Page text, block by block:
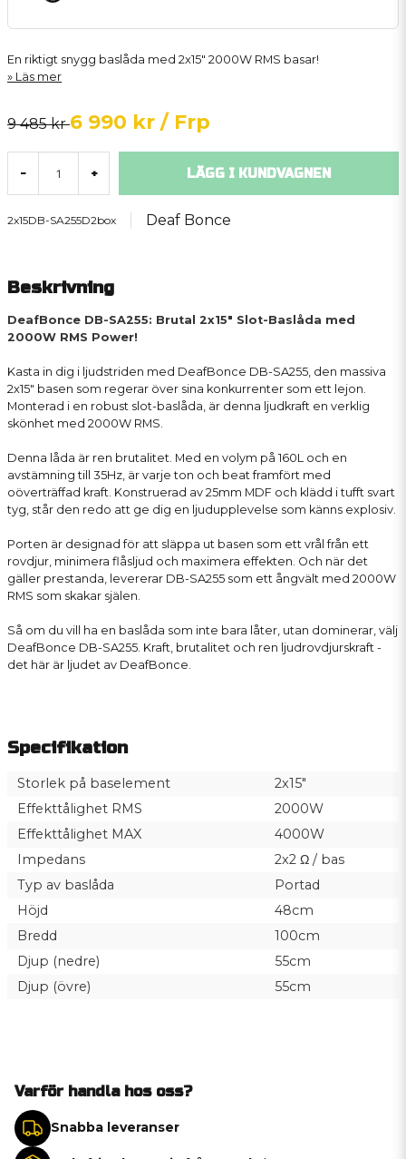
En riktigt snygg baslåda med 2x15" 2000W RMS basar!
Läs mer
9 485 kr6 990 kr / Frp
- + LÄGG I KUNDVAGNEN
2x15DB-SA255D2box Deaf Bonce
Beskrivning
DeafBonce DB-SA255: Brutal 2x15" Slot-Baslåda med
2000W RMS Power!
Kasta in dig i ljudstriden med DeafBonce DB-SA255, den massiva
2x15" basen som regerar över sina konkurrenter som ett lejon.
Monterad i en robust slot-baslåda, är denna ljudkraft en verklig
skönhet med 2000W RMS.
Denna låda är ren brutalitet. Med en volym på 160L och en
avstämning till 35Hz, är varje ton och beat framfört med
oöverträffad kraft. Konstruerad av 25mm MDF och klädd i tufft svart
tyg, står den redo att ge dig en ljudupplevelse som känns explosiv.
Porten är designad för att släppa ut basen som ett vrål från ett
rovdjur, minimera flåsljud och maximera effekten. Och när det
gäller prestanda, levererar DB-SA255 som ett ångvält med 2000W
RMS som skakar själen.
Så om du vill ha en baslåda som inte bara låter, utan dominerar, välj
DeafBonce DB-SA255. Kraft, brutalitet och ren ljudrovdjurskraft -
det här är ljudet av DeafBonce.
Specifikation
Storlek på baselement
2x15"
Effekttålighet RMS
2000W
Effekttålighet MAX
4000W
Impedans
2x2 Ω / bas
Typ av baslåda
Portad
Höjd
48cm
Bredd
100cm
Djup (nedre)
55cm
Djup (övre)
55cm
Varför handla hos oss?
Snabba leveranser